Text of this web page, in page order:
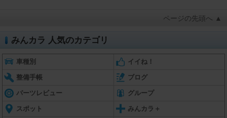
ページの先頭へ ▲
みんカラ 人気のカテゴリ
車種別 イイね！
整備手帳 ブログ
パーツレビュー グループ
スポット みんカラ＋